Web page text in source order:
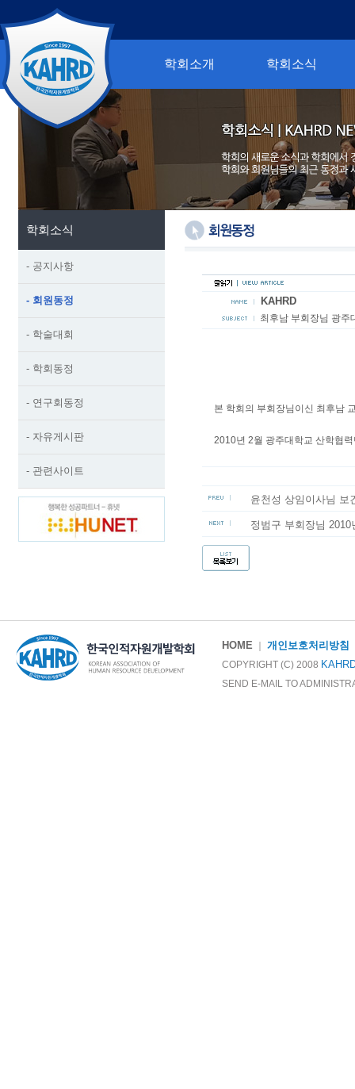
학회소개 학회소식
학회소식
- 공지사항
- 회원동정
- 학술대회
- 학회동정
- 연구회동정
- 자유게시판
- 관련사이트
KAHRD
최후남 부회장님 광주
본 학회의 부회장님이신 최후남
2010년 2월 광주대학교 산학협
윤천성 상임이사님 보
정범구 부회장님
HOME 개인보호처리방침
COPYRIGHT (C) 2008
SEND E-MAIL TO